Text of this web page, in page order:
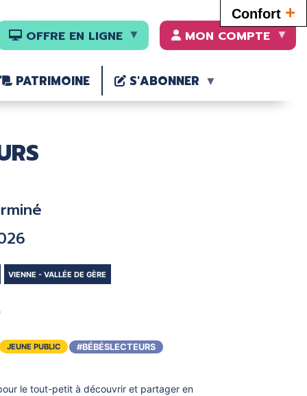
Confort +
OFFRE EN LIGNE MON COMPTE
PATRIMOINE S'ABONNER
VIENNE - VALLÉE DE GÈRE
JEUNE PUBLIC #BÉBÉSLECTEURS
le tout-petit à découvrir et partager en